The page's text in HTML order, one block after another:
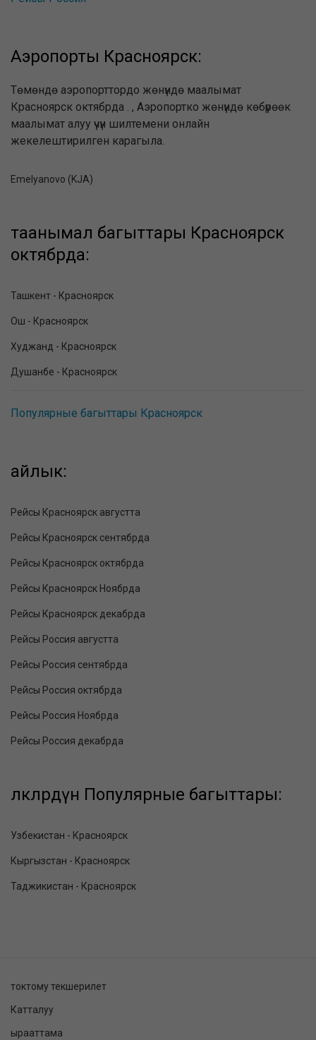
Аэропорты Красноярск:
Төмөндө аэропорттордо жөнүндө маалымат
Красноярск октябрда . , Аэропортко жөнүндө көбүрөөк
маалымат алуу үчүн шилтемени онлайн
жекелештирилген карагыла.
Emelyanovo (KJA)
таанымал багыттары Красноярск
октябрда:
Ташкент - Красноярск
Ош - Красноярск
Худжанд - Красноярск
Душанбе - Красноярск
Популярные багыттары Красноярск
айлык:
Рейсы Красноярск августта
Рейсы Красноярск сентябрда
Рейсы Красноярск октябрда
Рейсы Красноярск Ноябрда
Рейсы Красноярск декабрда
Рейсы Россия августта
Рейсы Россия сентябрда
Рейсы Россия октябрда
Рейсы Россия Ноябрда
Рейсы Россия декабрда
өлкөлөрдүн Популярные багыттары:
Узбекистан - Красноярск
Кыргызстан - Красноярск
Таджикистан - Красноярск
токтому текшерилет
Катталуу
ырааттама